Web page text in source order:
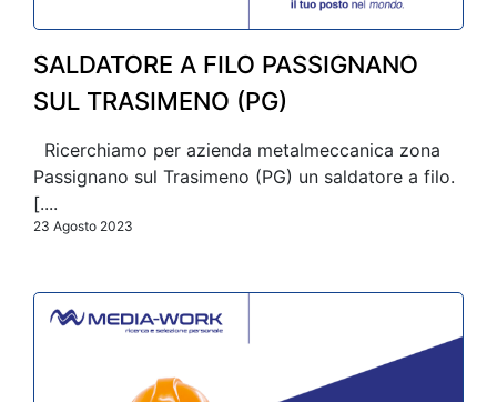
SALDATORE A FILO PASSIGNANO
SUL TRASIMENO (PG)
Ricerchiamo per azienda metalmeccanica zona
Passignano sul Trasimeno (PG) un saldatore a filo.
[....
23 Agosto 2023